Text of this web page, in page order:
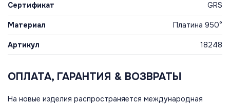
Сертификат GRS
Материал Платина 950°
Артикул 18248
ОПЛАТА, ГАРАНТИЯ & ВОЗВРАТЫ
На новые изделия распространяется международная